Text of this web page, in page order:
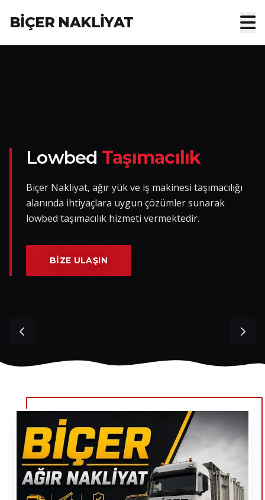
BİÇER NAKLİYAT
Nakliye Yük İlanları
İletişim
Lowbed Taşımacılık
Biçer Nakliyat, ağır yük ve iş makinesi taşımacılığı
alanında ihtiyaçlara uygun çözümler sunarak
lowbed taşımacılık hizmeti vermektedir.
BIZE ULAŞIN